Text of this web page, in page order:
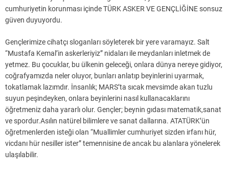
cumhuriyetin korunması içinde TÜRK ASKER VE GENÇLİĞİNE sonsuz
güven duyuyordu.
Gençlerimize cihatçı sloganları söyleterek bir yere varamayız. Salt
“Mustafa Kemal’in askerleriyiz” nidaları ile meydanları inletmek de
yetmez. Bu çocuklar, bu ülkenin geleceği, onlara dünya nereye gidiyor,
coğrafyamızda neler oluyor, bunları anlatıp beyinlerini uyarmak,
tokatlamak lazımdır. İnsanlık; MARS’ta sıcak mevsimde akan tuzlu
suyun peşindeyken, onlara beyinlerini nasıl kullanacaklarını
öğretmeniz daha yararlı olur. Gençler; beynin gıdası matematik,sanat
ve spordur.Asılın natürel bilimlere ve sanat dallarına. ATATÜRK’ün
öğretmenlerden isteği olan “Muallimler cumhuriyet sizden irfanı hür,
vicdanı hür nesiller ister” temennisine de ancak bu alanlara yönelerek
ulaşılabilir.